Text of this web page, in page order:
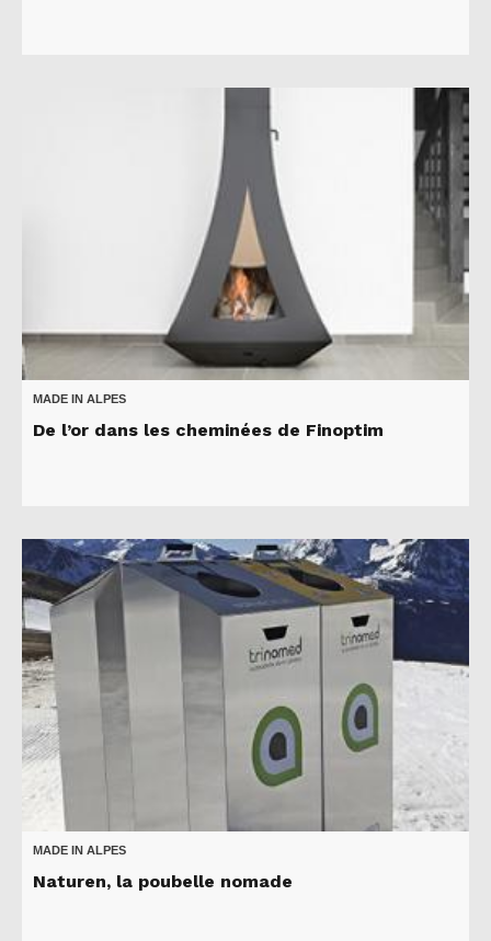
MADE IN ALPES
De l’or dans les cheminées de Finoptim
MADE IN ALPES
Naturen, la poubelle nomade